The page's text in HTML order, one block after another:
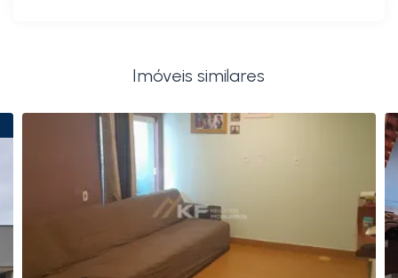
Imóveis similares